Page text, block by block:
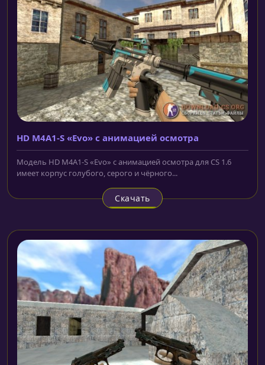
HD M4A1-S «Evo» с анимацией осмотра
Модель HD M4A1-S «Evo» с анимацией осмотра для CS 1.6
имеет корпус голубого, серого и чёрного...
Скачать